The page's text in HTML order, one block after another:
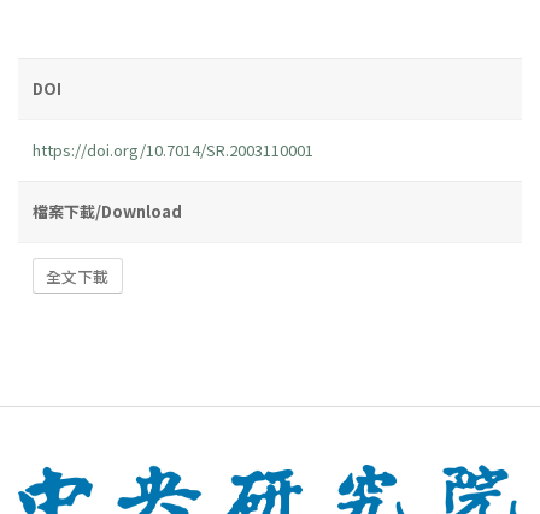
DOI
https://doi.org/10.7014/SR.2003110001
檔案下載/Download
全文下載